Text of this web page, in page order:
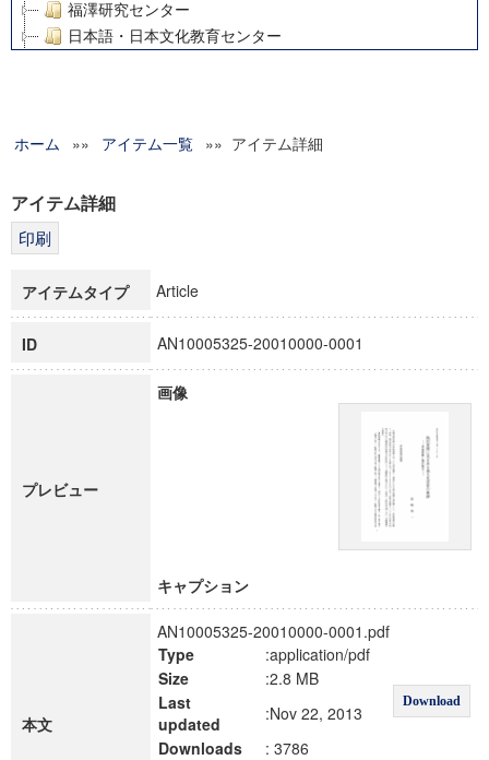
福澤研究センター
日本語・日本文化教育センター
グローバルリサーチインスティテュート
科学研究費補助金研究成果報告書
博士課程教育リーディングプログラム「超成熟社会発展のサ
ホーム »» アイテム一覧 »» アイテム詳細
アイテム詳細
アイテムタイプ Article
ID AN10005325-20010000-0001
プレビュー
画像
キャプション
本文
AN10005325-20010000-0001.pdf
Type
:application/pdf
Download
Size
:2.8 MB
Last
updated
:Nov 22, 2013
Downloads
: 3786